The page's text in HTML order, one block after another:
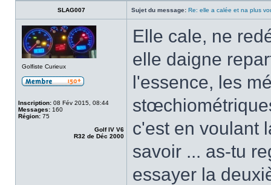
SLAG007 Sujet du message: Re: elle a calée et na plus
Golfiste Curieux
Inscription: 08 Fév 2015, 08:44
Messages: 160
Région: 75
Golf IV V6
R32 de Déc 2000
Elle cale, ne
elle daigne
l'essence, les
c'est en voulant
savoir ... as-tu
essayer la